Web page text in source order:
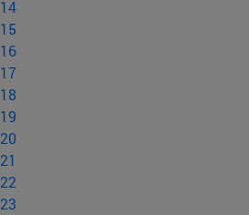
14
15
16
17
18
19
20
21
22
23